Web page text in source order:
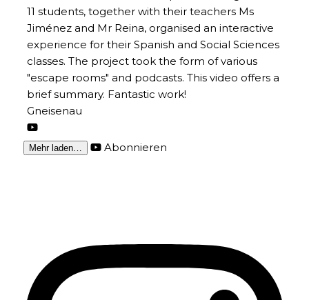
Gneisenau
Mehr laden… Abonnieren